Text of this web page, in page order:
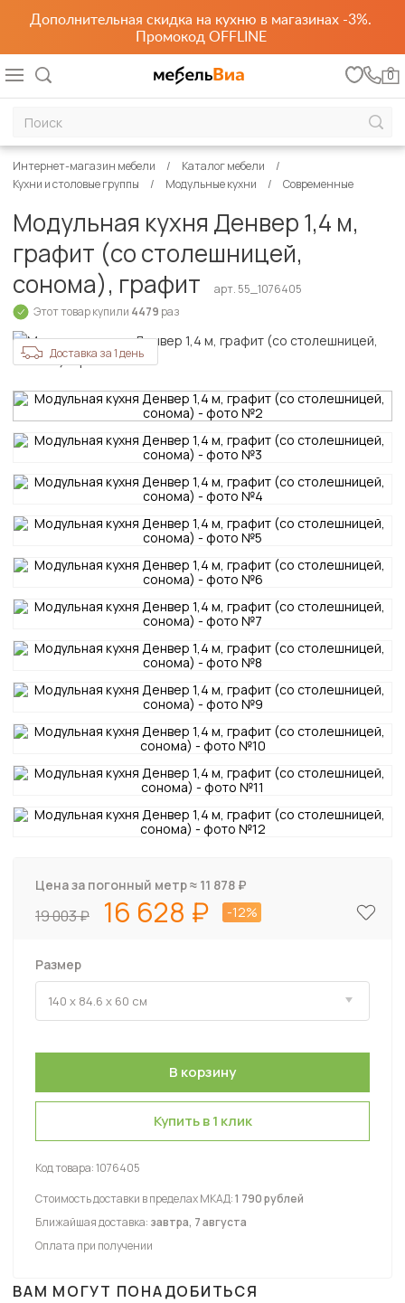
Дополнительная скидка на кухню в магазинах -3%.
Промокод OFFLINE
0
Интернет-магазин мебели
Каталог мебели
Кухни и столовые группы
Модульные кухни Современные
Модульная кухня Денвер 1,4 м,
графит (со столешницей,
сонома), графит
арт. 55_1076405
Этот товар купили 4479 раз
Доставка за 1 день
Цена за погонный метр ≈ 11 878 ₽
19 003 16 628 -12%
Размер
Купить в 1 клик
Код товара:1076405
Стоимость доставки в пределах МКАД:1 790 рублей
Ближайшая доставка: завтра, 7 августа
Оплата при получении
ВАМ МОГУТ ПОНАДОБИТЬСЯ